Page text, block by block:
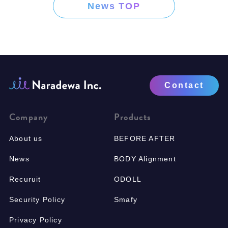
News TOP
Contact
Company
About us
News
Recuruit
Security Policy
Privacy Policy
Products
BEFORE AFTER
BODY Alignment
ODOLL
Smafy